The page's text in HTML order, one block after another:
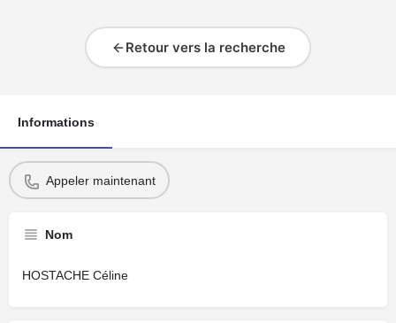
Retour vers la recherche
Informations
Appeler maintenant
Nom
HOSTACHE Céline